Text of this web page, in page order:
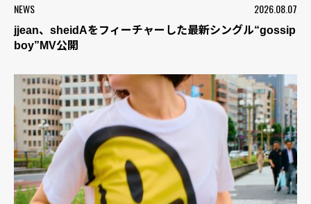
NEWS 2026.08.07
jjean、sheidAをフィーチャーした最新シングル“gossip
boy”MV公開